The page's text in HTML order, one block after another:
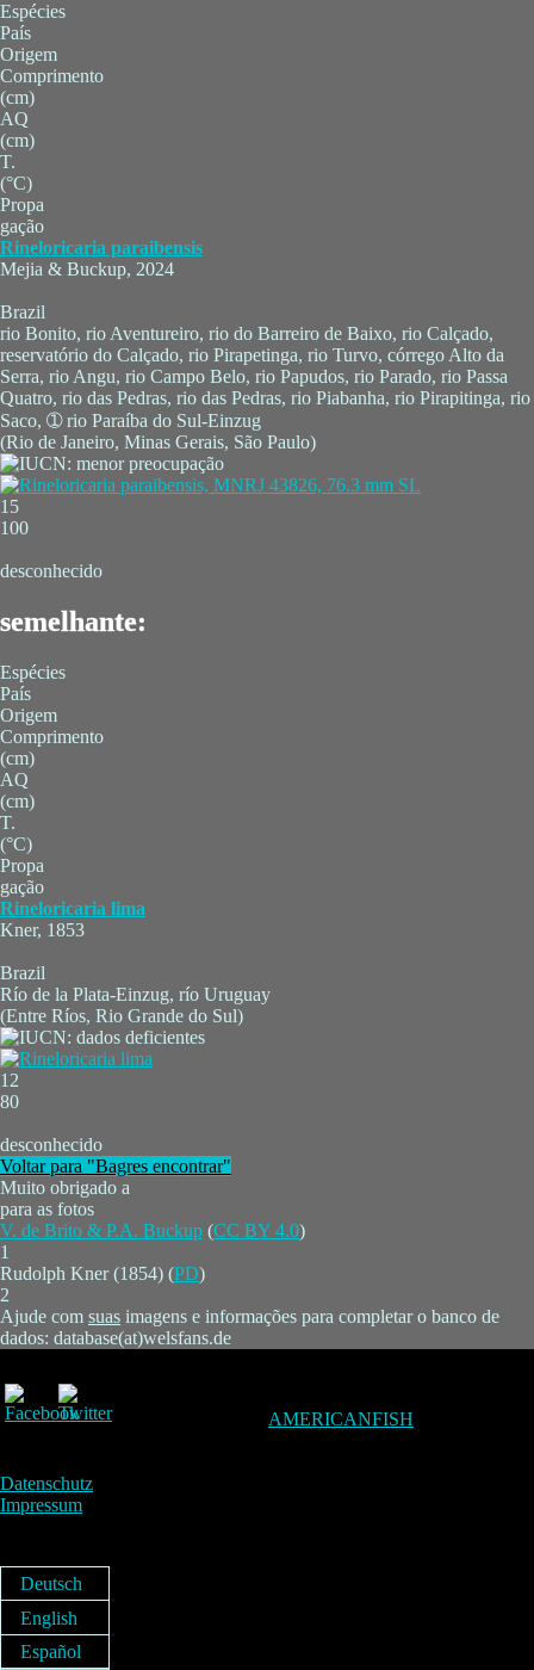
Espécies
País
Origem
Comprimento
(cm)
AQ
(cm)
T.
(°C)
Propa
gação
Rineloricaria paraibensis
Mejia & Buckup, 2024
Brazil
rio Bonito, rio Aventureiro, rio do Barreiro de Baixo, rio Calçado,
reservatório do Calçado, rio Pirapetinga, rio Turvo, córrego Alto da
Serra, rio Angu, rio Campo Belo, rio Papudos, rio Parado, rio Passa
Quatro, rio das Pedras, rio das Pedras, rio Piabanha, rio Pirapitinga, rio
Saco, ➀ rio Paraíba do Sul-Einzug
(Rio de Janeiro, Minas Gerais, São Paulo)
15
100
desconhecido
semelhante:
Espécies
País
Origem
Comprimento
(cm)
AQ
(cm)
T.
(°C)
Propa
gação
Rineloricaria lima
Kner, 1853
Brazil
Río de la Plata-Einzug, río Uruguay
(Entre Ríos, Rio Grande do Sul)
12
80
desconhecido
Voltar para "Bagres encontrar"
Muito obrigado a
para as fotos
V. de Brito & P.A. Buckup (CC BY 4.0)
1
Rudolph Kner (1854) (PD)
2
Ajude com suas imagens e informações para completar o banco de
dados: database(at)welsfans.de
AMERICANFISH
Datenschutz
Impressum
Deutsch
English
Español